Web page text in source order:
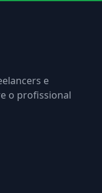
e
o profissional